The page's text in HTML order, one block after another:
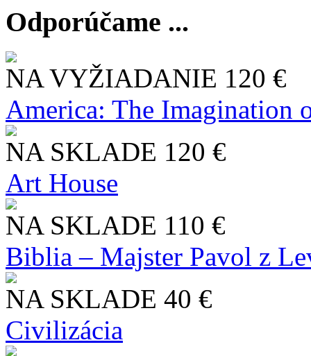
Odporúčame ...
NA VYŽIADANIE 120 €
America: The Imagination
NA SKLADE 120 €
Art House
NA SKLADE 110 €
Biblia – Majster Pavol z
NA SKLADE 40 €
Civilizácia